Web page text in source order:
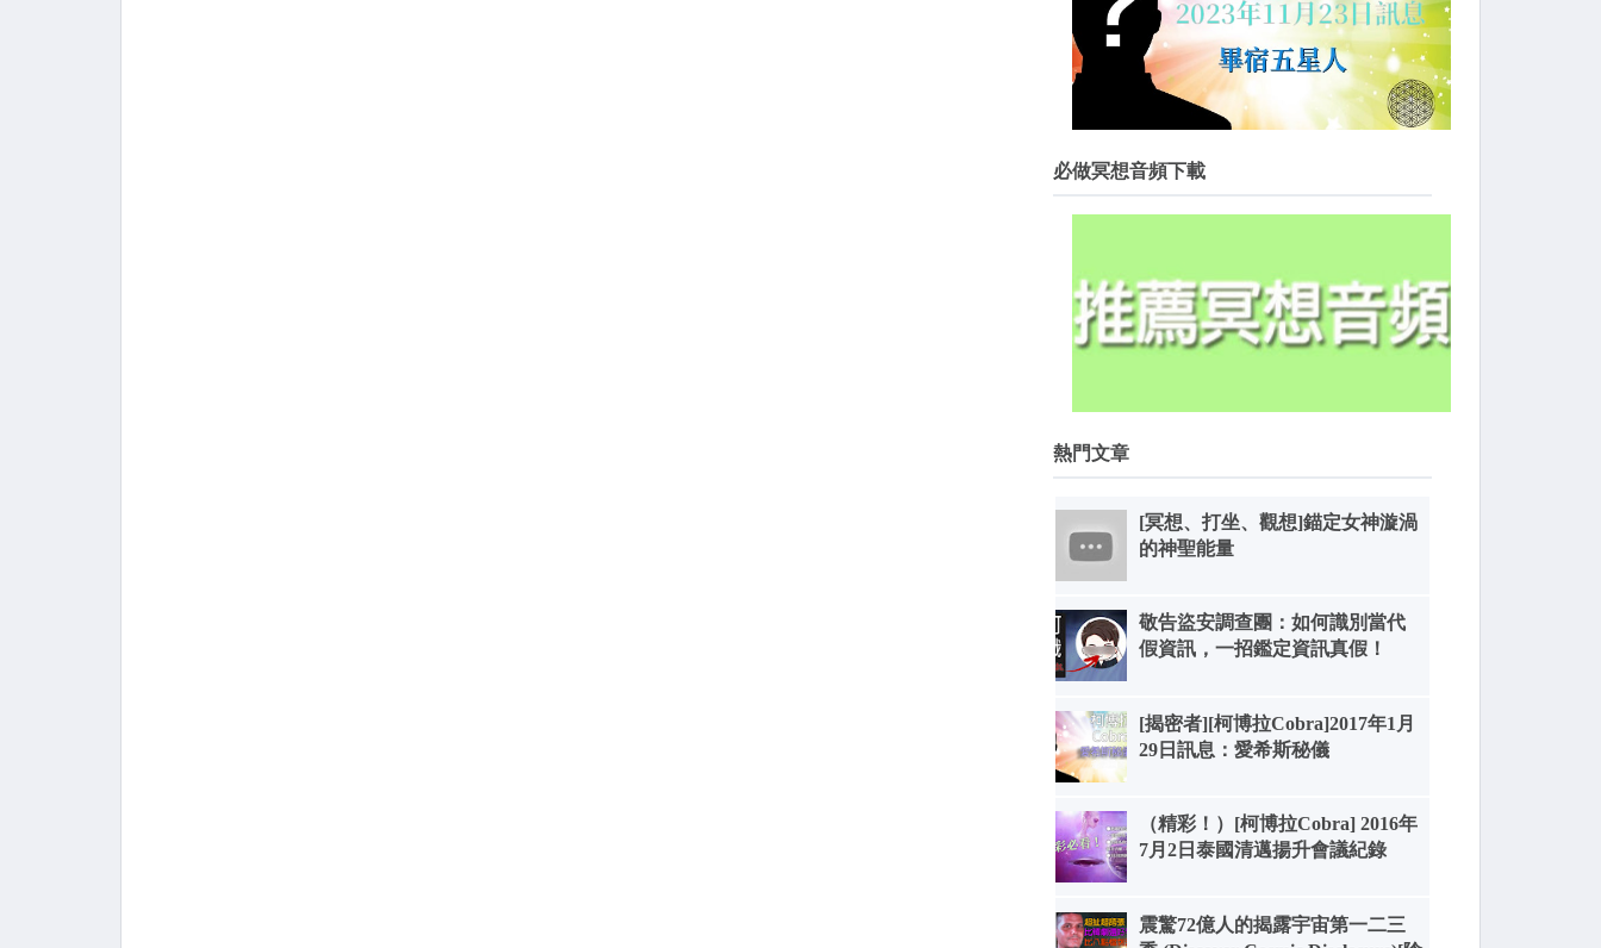
必做冥想音頻下載
熱門文章
[冥想、打坐、觀想]錨定女神漩渦
的神聖能量
敬告盜安調查團：如何識別當代
假資訊，一招鑑定資訊真假！
[揭密者][柯博拉Cobra]2017年1月
29日訊息：愛希斯秘儀
（精彩！）[柯博拉Cobra] 2016年
7月2日泰國清邁揚升會議紀錄
震驚72億人的揭露宇宙第一二三